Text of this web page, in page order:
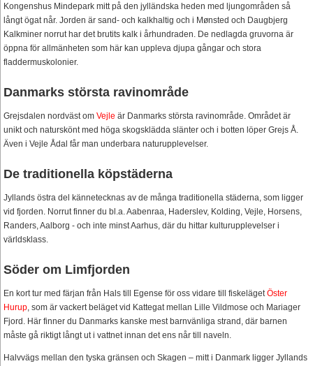
Kongenshus Mindepark mitt på den jylländska heden med ljungområden så
långt ögat når. Jorden är sand- och kalkhaltig och i Mønsted och Daugbjerg
Kalkminer norrut har det brutits kalk i århundraden. De nedlagda gruvorna är
öppna för allmänheten som här kan uppleva djupa gångar och stora
fladdermuskolonier.
Danmarks största ravinområde
Grejsdalen nordväst om Vejle är Danmarks största ravinområde. Området är
unikt och naturskönt med höga skogsklädda slänter och i botten löper Grejs Å.
Även i Vejle Ådal får man underbara naturupplevelser.
De traditionella köpstäderna
Jyllands östra del kännetecknas av de många traditionella städerna, som ligger
vid fjorden. Norrut finner du bl.a. Aabenraa, Haderslev, Kolding, Vejle, Horsens,
Randers, Aalborg - och inte minst Aarhus, där du hittar kulturupplevelser i
världsklass.
Söder om Limfjorden
En kort tur med färjan från Hals till Egense för oss vidare till fiskelägetÖster
Hurup, som är vackert beläget vid Kattegat mellan Lille Vildmose och Mariager
Fjord. Här finner du Danmarks kanske mest barnvänliga strand, där barnen
måste gå riktigt långt ut i vattnet innan det ens når till naveln.
Halvvägs mellan den tyska gränsen och Skagen – mitt i Danmark ligger Jyllands